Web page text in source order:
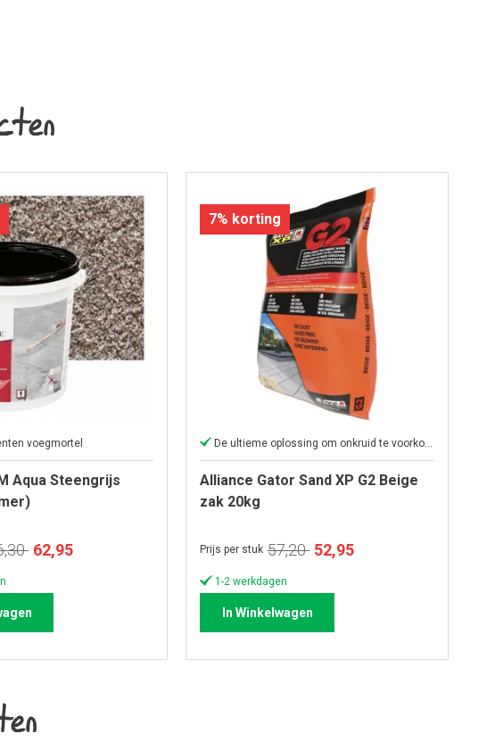
voegmortel
Aqua Steengrijs
Speciale
62,95
7% korting
Alliance Gator Sand XP G2 Beige
zak 20kg
Prijs per stuk 57,20 Speciale
52,95
1-2 werkdagen
In Winkelwagen